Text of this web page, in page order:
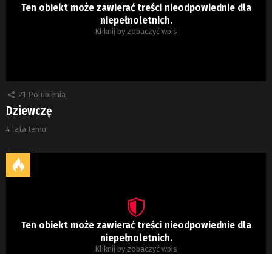
Ten obiekt może zawierać treści nieodpowiednie dla
niepełnoletnich.
Kliknij by zobaczyć wpis
21 Polubienia
Dziewczę
4 lata temu
Ten obiekt może zawierać treści nieodpowiednie dla
niepełnoletnich.
Kliknij by zobaczyć wpis